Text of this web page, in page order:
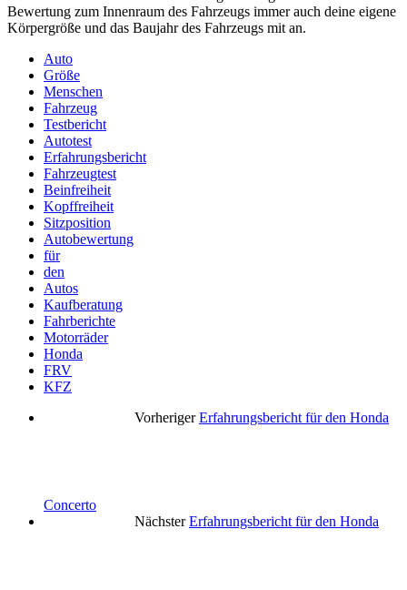
Bewertung zum Innenraum des Fahrzeugs immer auch deine eigene
Körpergröße und das Baujahr des Fahrzeugs mit an.
Auto
Größe
Menschen
Fahrzeug
Testbericht
Autotest
Erfahrungsbericht
Fahrzeugtest
Beinfreiheit
Kopffreiheit
Sitzposition
Autobewertung
für
den
Autos
Kaufberatung
Fahrberichte
Motorräder
Honda
FRV
KFZ
Vorheriger Erfahrungsbericht für den Honda
Concerto
Nächster Erfahrungsbericht für den Honda